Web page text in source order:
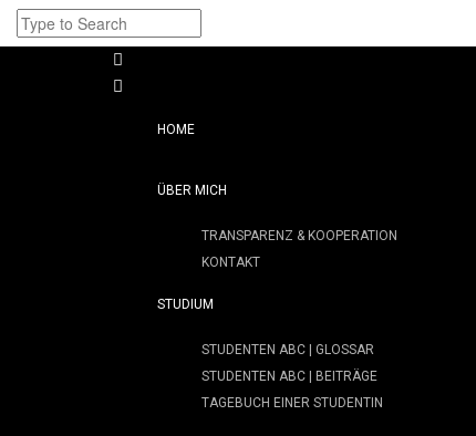
HOME
ÜBER MICH
TRANSPARENZ & KOOPERATION
KONTAKT
STUDIUM
STUDENTEN ABC | GLOSSAR
STUDENTEN ABC | BEITRÄGE
TAGEBUCH EINER STUDENTIN